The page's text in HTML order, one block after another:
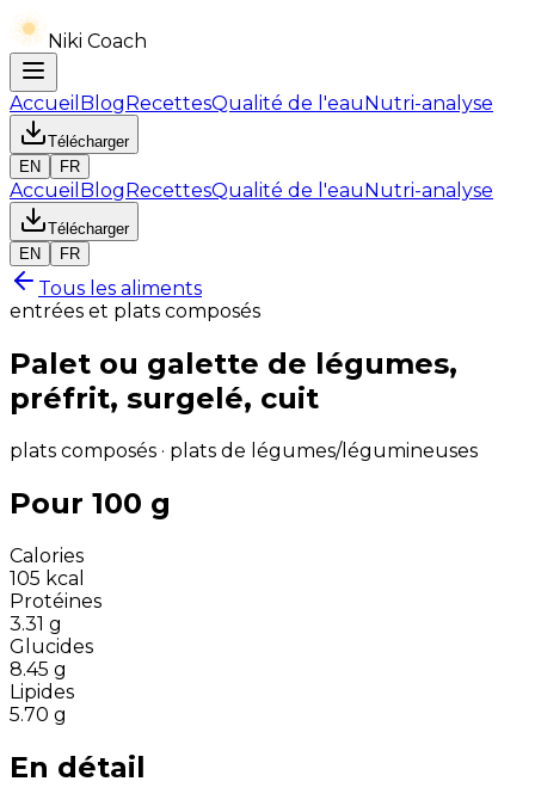
Niki Coach
Accueil BlogRecettesQualité de l'eauNutri-analyse
Télécharger
EN
FR
Accueil BlogRecettesQualité de l'eauNutri-analyse
Télécharger
EN
FR
Tous les aliments
entrées et plats composés
Palet ou galette de légumes,
préfrit, surgelé, cuit
plats composés · plats de légumes/légumineuses
Pour 100 g
Calories
105 kcal
Protéines
3.31 g
Glucides
8.45 g
Lipides
5.70 g
En détail